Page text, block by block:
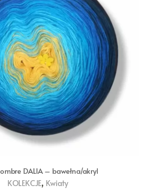
DALIA – bawełna/akryl
KOLEKCJE, Kwiaty